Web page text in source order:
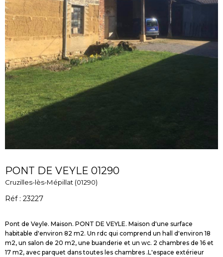
PONT DE VEYLE 01290
Cruzilles-lès-Mépillat (01290)
Réf : 23227
Pont de Veyle. Maison. PONT DE VEYLE. Maison d'une surface
habitable d'environ 82 m2. Un rdc qui comprend un hall d'environ 18
m2, un salon de 20 m2, une buanderie et un wc. 2 chambres de 16 et
17 m2, avec parquet dans toutes les chambres .L'espace extérieur